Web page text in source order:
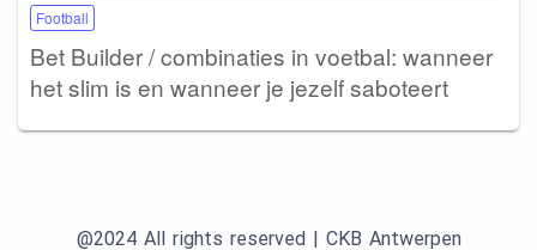
Football
Bet Builder / combinaties in voetbal: wanneer
het slim is en wanneer je jezelf saboteert
@2024 All rights reserved | CKB Antwerpen